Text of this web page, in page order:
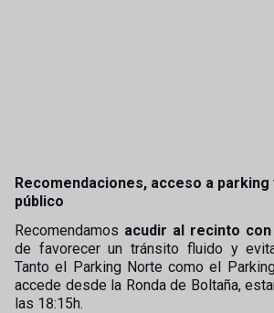
Recomendaciones, acceso a
público
Recomendamos acudir al recinto
de favorecer un tránsito fluido y
Tanto el Parking Norte como el
accede desde la Ronda de Boltaña,
las 18:15h.